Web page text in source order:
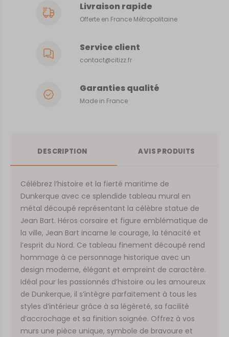
Livraison rapide
Offerte en France Métropolitaine
Service client
contact@citizz.fr
Garanties qualité
Made in France
DESCRIPTION AVIS PRODUITS
Célébrez l’histoire et la fierté maritime de
Dunkerque avec ce splendide tableau mural en
métal découpé représentant la célèbre statue de
Jean Bart. Héros corsaire et figure emblématique de
la ville, Jean Bart incarne le courage, la ténacité et
l’esprit du Nord. Ce tableau finement découpé rend
hommage à ce personnage historique avec un
design moderne, élégant et empreint de caractère.
Idéal pour les passionnés d’histoire ou les amoureux
de Dunkerque, il s’intègre parfaitement à tous les
styles d’intérieur grâce à sa légèreté, sa facilité
d’accrochage et sa finition soignée. Offrez à vos
murs une pièce unique, symbole de bravoure et